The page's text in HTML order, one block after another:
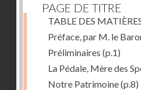
PAGE DE TITRE
TABLE DES
Préface, par M. le
Préliminaires (p.1)
La Pédale, Mère des
Notre Patrimoine(p.8)